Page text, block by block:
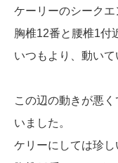
ケーリーのシーク
胸椎12番と腰椎1付
いつもより、動いて
この辺の動きが悪
いました。
ケリーにしては珍し